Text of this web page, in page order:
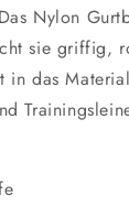
Nylon
sie griffig,
in das